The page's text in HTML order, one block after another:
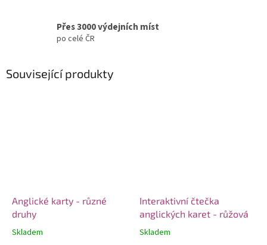
Přes 3000 výdejních míst
po celé ČR
Související produkty
Anglické karty - různé
druhy
Skladem
Interaktivní čtečka
anglických karet - růžová
Skladem